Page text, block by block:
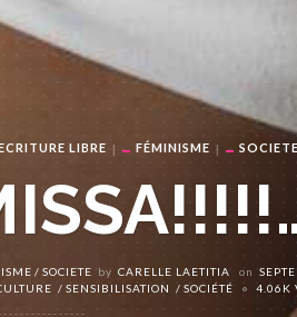
LIBRE FÉMINISME SOCIETE
SOCIETE by CARELLE LAETITIA on
SENSIBILISATION SOCIÉTÉ 4.06K